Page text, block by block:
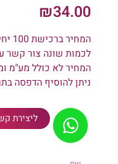
₪34.00
המחיר ברכישת 100 יחידות ומעלה
לכמות שונה צור קשר
המחיר לא כולל מע"מ
ניתן להוסיף הדפסה
ליצירת